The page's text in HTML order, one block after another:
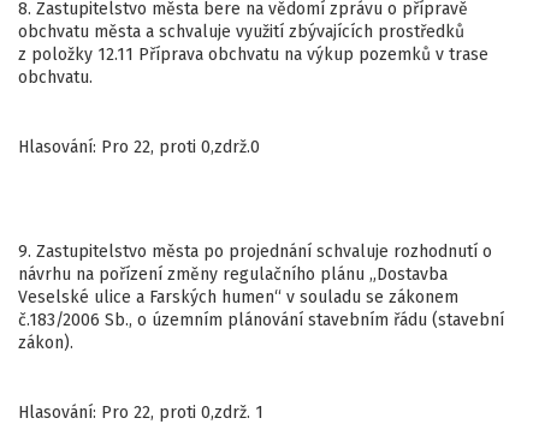
8. Zastupitelstvo města bere na vědomí zprávu o přípravě
obchvatu města a schvaluje využití zbývajících prostředků
z položky 12.11 Příprava obchvatu na výkup pozemků v trase
obchvatu.
Hlasování: Pro 22, proti 0,zdrž.0
9. Zastupitelstvo města po projednání schvaluje rozhodnutí o
návrhu na pořízení změny regulačního plánu „Dostavba
Veselské ulice a Farských humen“ v souladu se zákonem
č.183/2006 Sb., o územním plánování stavebním řádu (stavební
zákon).
Hlasování: Pro 22, proti 0,zdrž. 1